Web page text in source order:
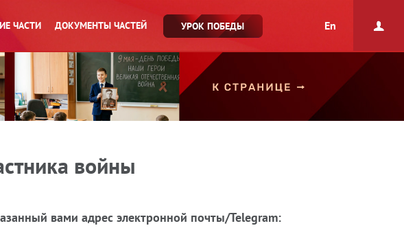
ЧАСТИ ДОКУМЕНТЫ ЧАСТЕЙ УРОК ПОБЕДЫ En
войны
вами адрес электронной почты/Telegram: